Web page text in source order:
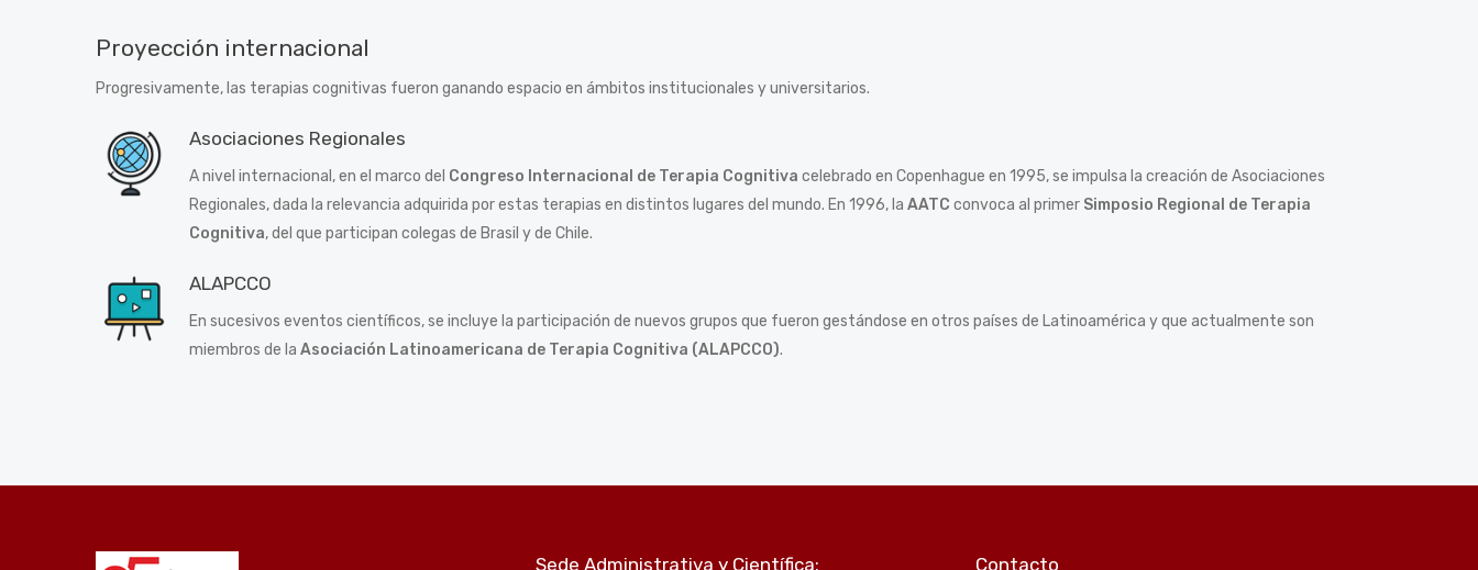
Proyección internacional
Progresivamente, las terapias cognitivas fueron ganando espacio en ámbitos institucionales y universitarios.
Asociaciones Regionales
A nivel internacional, en el marco del Congreso Internacional de Terapia Cognitiva celebrado en Copenhague en 1995, se impulsa la creación de Asociaciones
Regionales, dada la relevancia adquirida por estas terapias en distintos lugares del mundo. En 1996, la AATC convoca al primer Simposio Regional de Terapia
Cognitiva, del que participan colegas de Brasil y de Chile.
ALAPCCO
En sucesivos eventos científicos, se incluye la participación de nuevos grupos que fueron gestándose en otros países de Latinoamérica y que actualmente son
miembros de la Asociación Latinoamericana de Terapia Cognitiva (ALAPCCO).
Sede Administrativa y Científica: Contacto